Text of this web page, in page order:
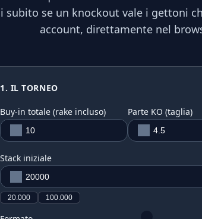
subito se un knockout vale i gettoni
account, direttamente nel
1. IL TORNEO
Buy-in totale (rake incluso) Parte KO (taglia)
Stack iniziale
20.000 100.000